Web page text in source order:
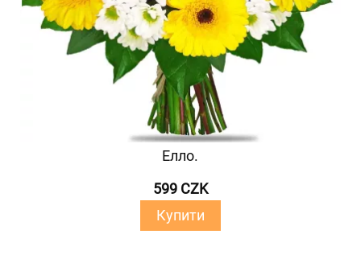
Елло.
599 CZK
Купити